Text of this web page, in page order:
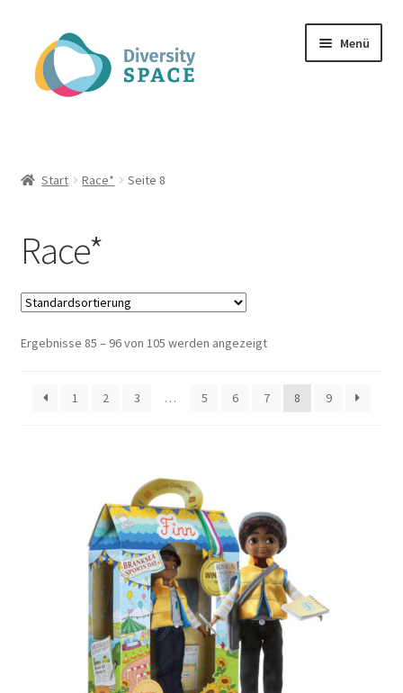
Navigation
springen
Inhalt
springen
Menü
Infos zu dem Projekt
Start Race* Seite 8
Race*
Ergebnisse 85 – 96 von 105 werden angezeigt
1 2 3 … 5 6 7 8 9